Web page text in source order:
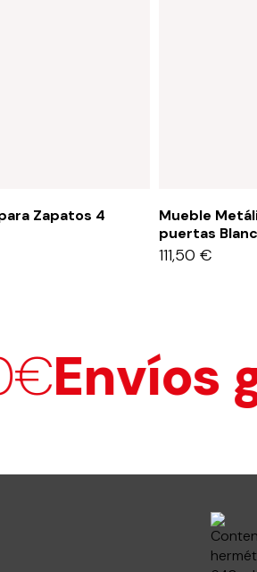
Zapatos 4
Mueble
puertas
111,50 €